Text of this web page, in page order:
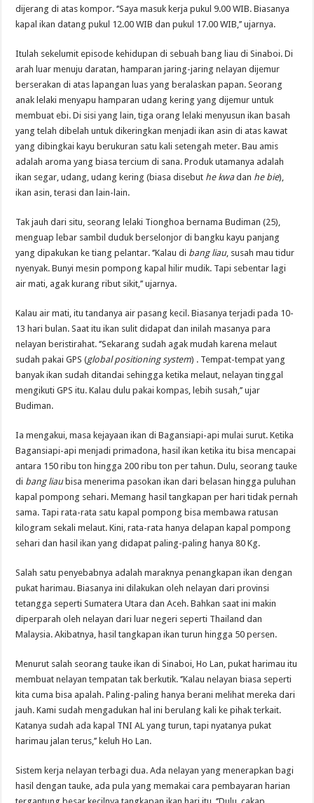
dijerang di atas kompor. ‘’Saya masuk kerja pukul 9.00 WIB. Biasanya
kapal ikan datang pukul 12.00 WIB dan pukul 17.00 WIB,’’ ujarnya.
Itulah sekelumit episode kehidupan di sebuah bang liau di Sinaboi. Di
arah luar menuju daratan, hamparan jaring-jaring nelayan dijemur
berserakan di atas lapangan luas yang beralaskan papan. Seorang
anak lelaki menyapu hamparan udang kering yang dijemur untuk
membuat ebi. Di sisi yang lain, tiga orang lelaki menyusun ikan basah
yang telah dibelah untuk dikeringkan menjadi ikan asin di atas kawat
yang dibingkai kayu berukuran satu kali setengah meter. Bau amis
adalah aroma yang biasa tercium di sana. Produk utamanya adalah
ikan segar, udang, udang kering (biasa disebut he kwadan he bie),
ikan asin, terasi dan lain-lain.
Tak jauh dari situ, seorang lelaki Tionghoa bernama Budiman (25),
menguap lebar sambil duduk berselonjor di bangku kayu panjang
yang dipakukan ke tiang pelantar. ‘’Kalau di bang liau, susah mau tidur
nyenyak. Bunyi mesin pompong kapal hilir mudik. Tapi sebentar lagi
air mati, agak kurang ribut sikit,’’ ujarnya.
Kalau air mati, itu tandanya air pasang kecil. Biasanya terjadi pada 10-
13 hari bulan. Saat itu ikan sulit didapat dan inilah masanya para
nelayan beristirahat. ‘’Sekarang sudah agak mudah karena melaut
sudah pakai GPS (global positioning system) . Tempat-tempat yang
banyak ikan sudah ditandai sehingga ketika melaut, nelayan tinggal
mengikuti GPS itu. Kalau dulu pakai kompas, lebih susah,’’ ujar
Budiman.
Ia mengakui, masa kejayaan ikan di Bagansiapi-api mulai surut. Ketika
Bagansiapi-api menjadi primadona, hasil ikan ketika itu bisa mencapai
antara 150 ribu ton hingga 200 ribu ton per tahun. Dulu, seorang tauke
di bang liau bisa menerima pasokan ikan dari belasan hingga puluhan
kapal pompong sehari. Memang hasil tangkapan per hari tidak pernah
sama. Tapi rata-rata satu kapal pompong bisa membawa ratusan
kilogram sekali melaut. Kini, rata-rata hanya delapan kapal pompong
sehari dan hasil ikan yang didapat paling-paling hanya 80 Kg.
Salah satu penyebabnya adalah maraknya penangkapan ikan dengan
pukat harimau. Biasanya ini dilakukan oleh nelayan dari provinsi
tetangga seperti Sumatera Utara dan Aceh. Bahkan saat ini makin
diperparah oleh nelayan dari luar negeri seperti Thailand dan
Malaysia. Akibatnya, hasil tangkapan ikan turun hingga 50 persen.
Menurut salah seorang tauke ikan di Sinaboi, Ho Lan, pukat harimau itu
membuat nelayan tempatan tak berkutik. ‘’Kalau nelayan biasa seperti
kita cuma bisa apalah. Paling-paling hanya berani melihat mereka dari
jauh. Kami sudah mengadukan hal ini berulang kali ke pihak terkait.
Katanya sudah ada kapal TNI AL yang turun, tapi nyatanya pukat
harimau jalan terus,’’ keluh Ho Lan.
Sistem kerja nelayan terbagi dua. Ada nelayan yang menerapkan bagi
hasil dengan tauke, ada pula yang memakai cara pembayaran harian